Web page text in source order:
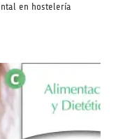
en hostelería